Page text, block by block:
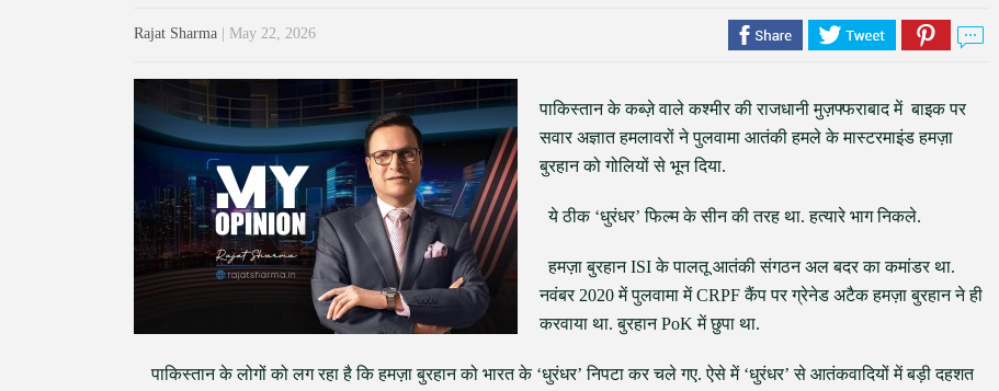
Rajat Sharma | May 22, 2026
पाकिस्तान के कब्ज़े वाले कश्मीर की राजधानी मुज़फ्फराबाद में बाइक पर
सवार अज्ञात हमलावरों ने पुलवामा आतंकी हमले के मास्टरमाइंड हमज़ा
बुरहान को गोलियों से भून दिया.
ये ठीक ‘धुरंधर’ फिल्म के सीन की तरह था. हत्यारे भाग निकले.
हमज़ा बुरहान ISI के पालतू आतंकी संगठन अल बदर का कमांडर था.
नवंबर 2020 में पुलवामा में CRPF कैंप पर ग्रेनेड अटैक हमज़ा बुरहान ने ही
करवाया था. बुरहान PoK में छुपा था.
पाकिस्तान के लोगों को लग रहा है कि हमज़ा बुरहान को भारत के ‘धुरंधर’ निपटा कर चले गए. ऐसे में ‘धुरंधर’ से आतंकवादियों में बड़ी दहशत